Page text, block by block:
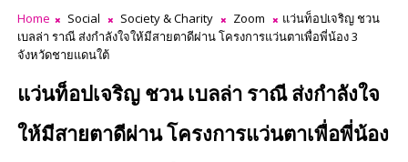
Home Social Society & Charity Zoom
แว่นท็อปเจริญ ชวน
เบลล่า ราณี ส่งกำลังใจให้มีสายตาดีผ่าน โครงการแว่นตาเพื่อพี่น้อง 3
จังหวัดชายแดนใต้
แว่นท็อปเจริญ ชวน เบลล่า ราณี ส่งกำลังใจ
ให้มีสายตาดีผ่าน โครงการแว่นตาเพื่อพี่น้อง